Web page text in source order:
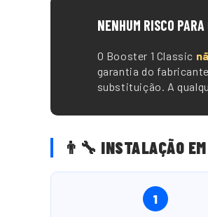
NENHUM RISCO
O Booster 1 Classic
garantia do
substituição. A
👨🔧 INSTALAÇÃO
1